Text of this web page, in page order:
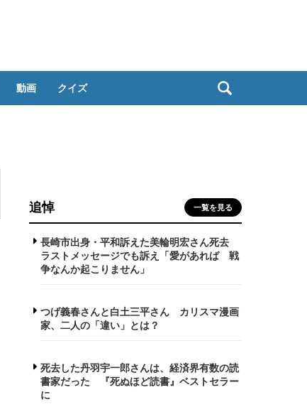
動画 クイズ
追悼 一覧を見る
長崎市出身・平和訴えた美輪明宏さん死去
ラストメッセージでも訴え「愛があれば 戦
争なんか起こりません」
つげ義春さんと白土三平さん カリスマ漫画
家、二人の「違い」とは？
死去した丹羽宇一郎さんは、経済界有数の読
書家だった 『死ぬほど読書』ベストセラー
に